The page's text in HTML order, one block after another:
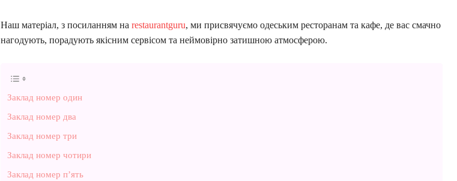
Наш матеріал, з посиланням на restaurantguru, ми присвячуємо одеським ресторанам та кафе, де вас смачно
нагодують, порадують якісним сервісом та неймовірно затишною атмосферою.
Заклад номер один
Заклад номер два
Заклад номер три
Заклад номер чотири
Заклад номер п’ять